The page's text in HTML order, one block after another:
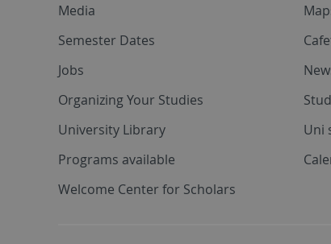
Media
Semester Dates
Jobs
Organizing Your Studies
University Library
Programs available
Welcome Center for Scholars
Uni